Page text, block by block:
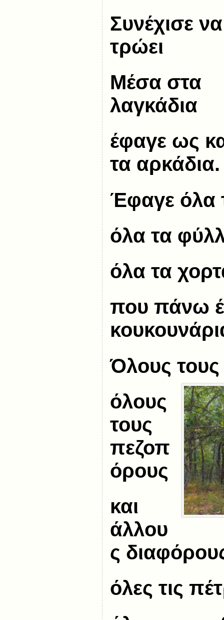
Συνέχισε να
τρώει
Μέσα στα
λαγκάδια
έφαγε ως
τα αρκάδια.
Έφαγε όλα
όλα τα
όλα τα
που πάνω
Όλους
όλους
τους
πεζοπ
όρους
και
άλλου
ς
όλες τις